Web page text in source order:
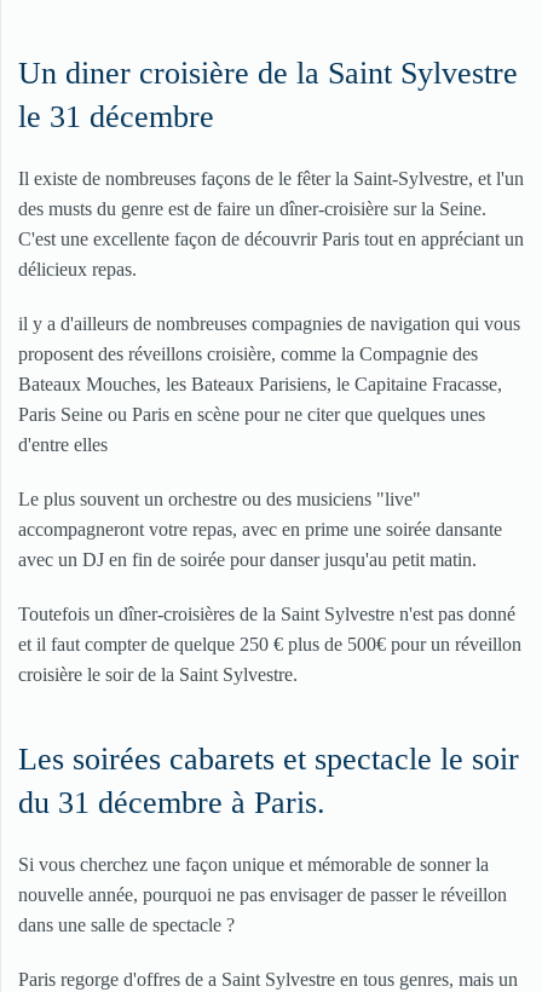
Un diner croisière de la Saint Sylvestre
le 31 décembre
Il existe de nombreuses façons de le fêter la Saint-Sylvestre, et l'un
des musts du genre est de faire un dîner-croisière sur la Seine.
C'est une excellente façon de découvrir Paris tout en appréciant un
délicieux repas.
il y a d'ailleurs de nombreuses compagnies de navigation qui vous
proposent des réveillons croisière, comme la Compagnie des
Bateaux Mouches, les Bateaux Parisiens, le Capitaine Fracasse,
Paris Seine ou Paris en scène pour ne citer que quelques unes
d'entre elles
Le plus souvent un orchestre ou des musiciens "live"
accompagneront votre repas, avec en prime une soirée dansante
avec un DJ en fin de soirée pour danser jusqu'au petit matin.
Toutefois un dîner-croisières de la Saint Sylvestre n'est pas donné
et il faut compter de quelque 250 € plus de 500€ pour un réveillon
croisière le soir de la Saint Sylvestre.
Les soirées cabarets et spectacle le soir
du 31 décembre à Paris.
Si vous cherchez une façon unique et mémorable de sonner la
nouvelle année, pourquoi ne pas envisager de passer le réveillon
dans une salle de spectacle ?
Paris regorge d'offres de a Saint Sylvestre en tous genres, mais un